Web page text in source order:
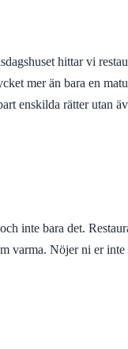
hittar vi
mer än bara en
enskilda rätter utan
inte bara det.
varma. Nöjer ni er